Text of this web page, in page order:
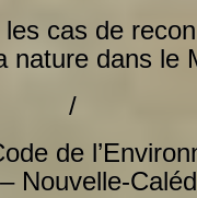
cas de
nature dans le
/
de
Nouvelle-